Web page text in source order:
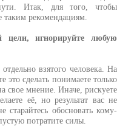
Итак, для того, чтобы
таким рекомендациям.
цели, игнорируйте любую
взятого человека. На
сделать понимаете только
свое мнение. Иначе, рискуете
её, но результат вас не
обосновать кому-
потратите силы.